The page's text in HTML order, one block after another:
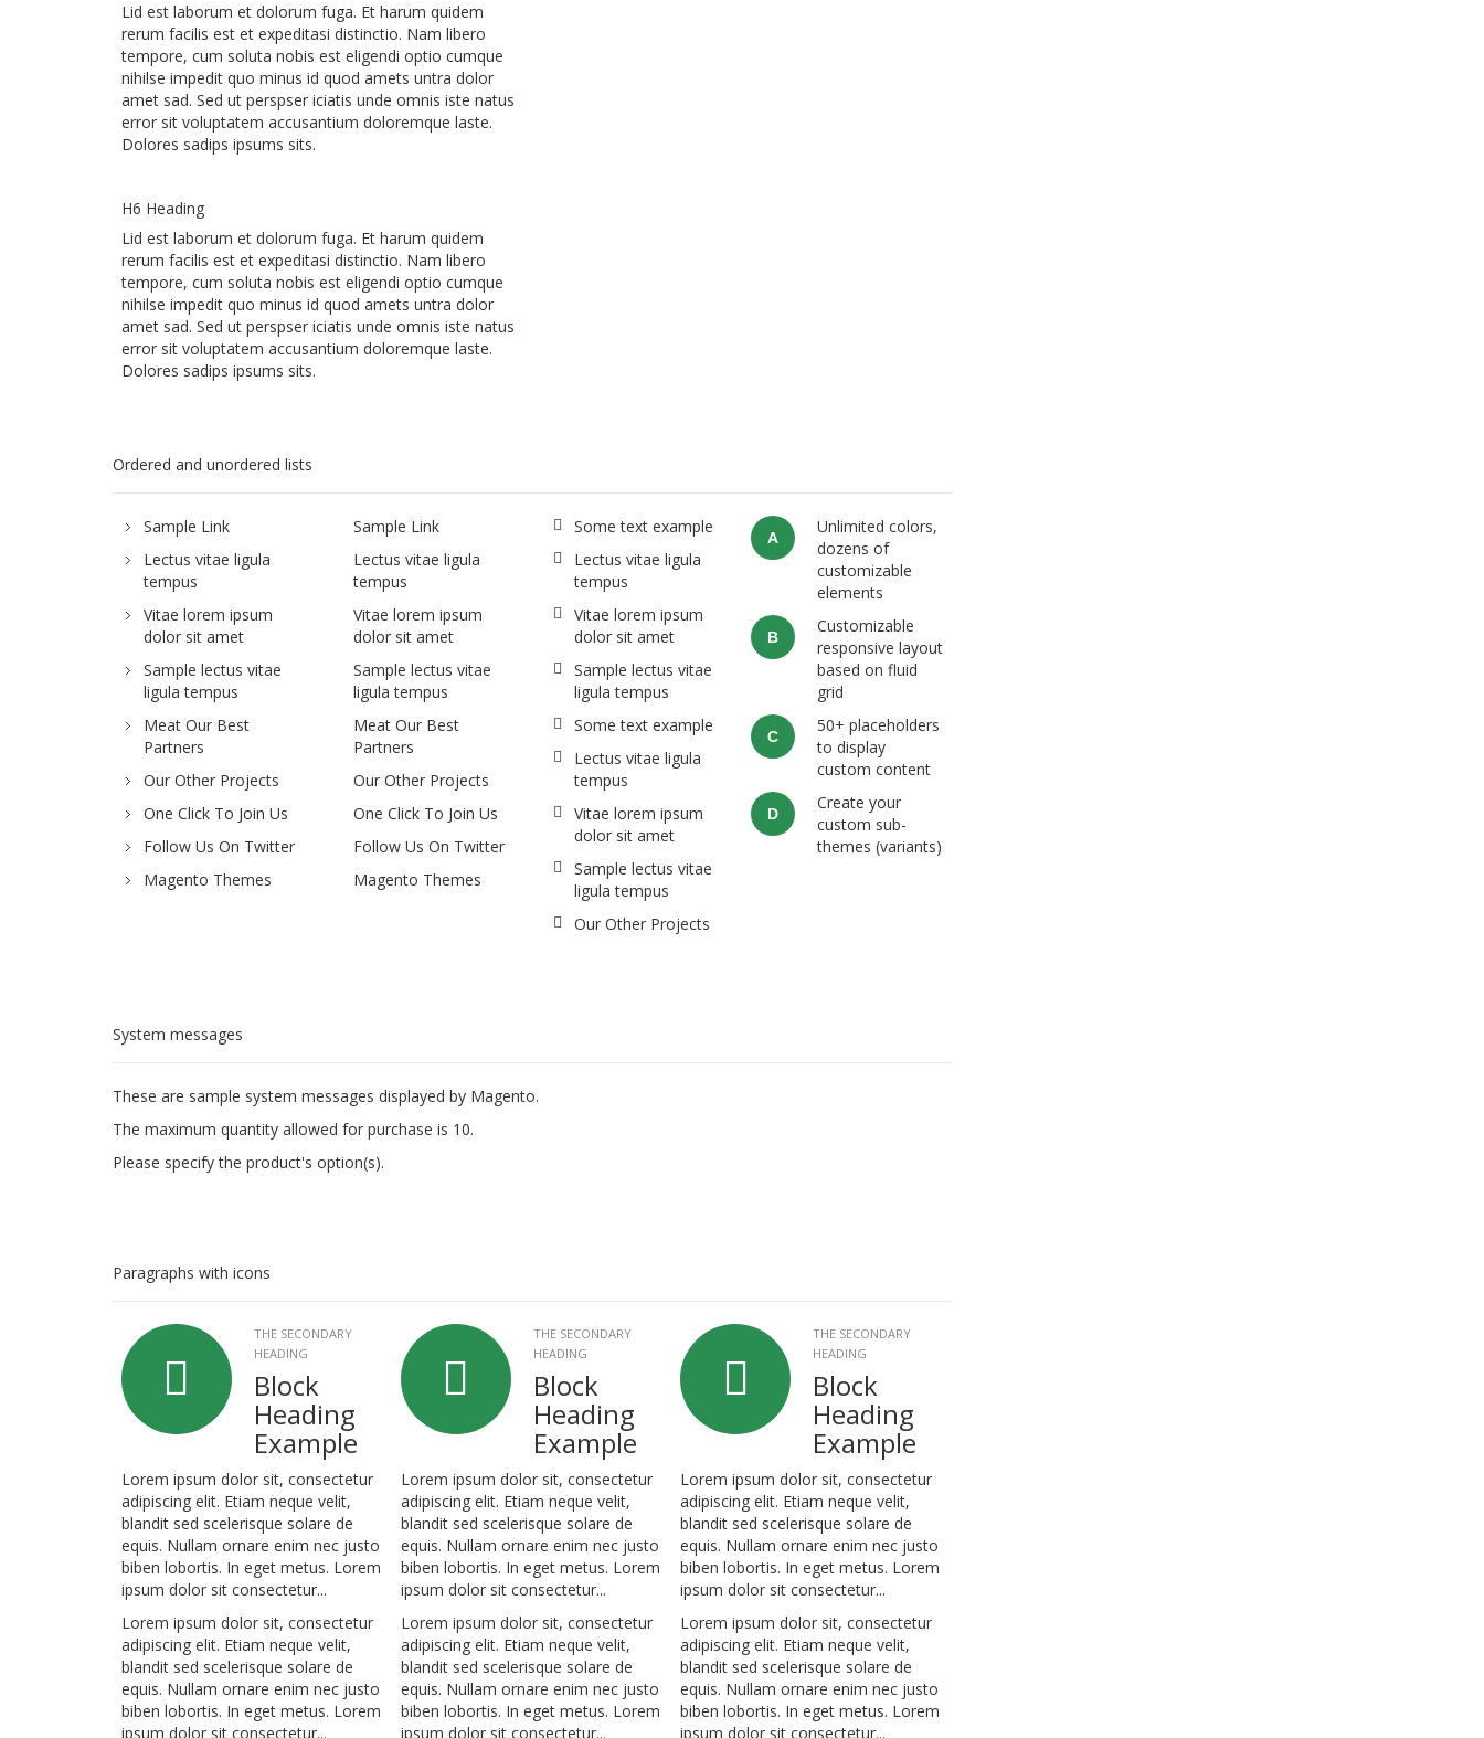
Lid est laborum et dolorum fuga. Et harum quidem
rerum facilis est et expeditasi distinctio. Nam libero
tempore, cum soluta nobis est eligendi optio cumque
nihilse impedit quo minus id quod amets untra dolor
amet sad. Sed ut perspser iciatis unde omnis iste natus
error sit voluptatem accusantium doloremque laste.
Dolores sadips ipsums sits.
H6 Heading
Lid est laborum et dolorum fuga. Et harum quidem
rerum facilis est et expeditasi distinctio. Nam libero
tempore, cum soluta nobis est eligendi optio cumque
nihilse impedit quo minus id quod amets untra dolor
amet sad. Sed ut perspser iciatis unde omnis iste natus
error sit voluptatem accusantium doloremque laste.
Dolores sadips ipsums sits.
Ordered and unordered lists
Sample Link
Lectus vitae ligula
tempus
Vitae lorem ipsum
dolor sit amet
Sample lectus vitae
ligula tempus
Meat Our Best
Partners
Our Other Projects
One Click To Join Us
Follow Us On Twitter
Magento Themes
Sample Link
Lectus vitae ligula
tempus
Vitae lorem ipsum
dolor sit amet
Sample lectus vitae
ligula tempus
Meat Our Best
Partners
Our Other Projects
One Click To Join Us
Follow Us On Twitter
Magento Themes
Some text example
Lectus vitae ligula
tempus
Vitae lorem ipsum
dolor sit amet
Sample lectus vitae
ligula tempus
Some text example
Lectus vitae ligula
tempus
Vitae lorem ipsum
dolor sit amet
Sample lectus vitae
ligula tempus
Our Other Projects
A
Unlimited colors,
dozens of
customizable
elements
B
Customizable
responsive layout
based on fluid
grid
C
50+ placeholders
to display
custom content
D
Create your
custom sub-
themes (variants)
System messages
These are sample system messages displayed by Magento.
The maximum quantity allowed for purchase is 10.
Please specify the product's option(s).
Paragraphs with icons
THE SECONDARY
HEADING
Block
Heading
Example
Lorem ipsum dolor sit, consectetur
adipiscing elit. Etiam neque velit,
blandit sed scelerisque solare de
equis. Nullam ornare enim nec justo
biben lobortis. In eget metus. Lorem
ipsum dolor sit consectetur...
Lorem ipsum dolor sit, consectetur
adipiscing elit. Etiam neque velit,
blandit sed scelerisque solare de
equis. Nullam ornare enim nec justo
biben lobortis. In eget metus. Lorem
ipsum dolor sit consectetur...
THE SECONDARY
HEADING
Block
Heading
Example
Lorem ipsum dolor sit, consectetur
adipiscing elit. Etiam neque velit,
blandit sed scelerisque solare de
equis. Nullam ornare enim nec justo
biben lobortis. In eget metus. Lorem
ipsum dolor sit consectetur...
Lorem ipsum dolor sit, consectetur
adipiscing elit. Etiam neque velit,
blandit sed scelerisque solare de
equis. Nullam ornare enim nec justo
biben lobortis. In eget metus. Lorem
ipsum dolor sit consectetur...
THE SECONDARY
HEADING
Block
Heading
Example
Lorem ipsum dolor sit, consectetur
adipiscing elit. Etiam neque velit,
blandit sed scelerisque solare de
equis. Nullam ornare enim nec justo
biben lobortis. In eget metus. Lorem
ipsum dolor sit consectetur...
Lorem ipsum dolor sit, consectetur
adipiscing elit. Etiam neque velit,
blandit sed scelerisque solare de
equis. Nullam ornare enim nec justo
biben lobortis. In eget metus. Lorem
ipsum dolor sit consectetur...